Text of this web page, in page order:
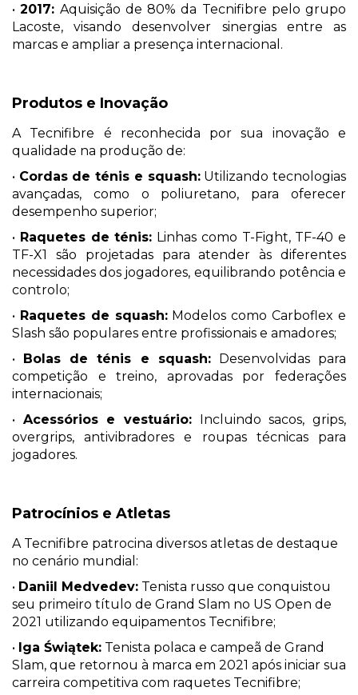
•2017: Aquisição de 80% da Tecnifibre pelo grupo
Lacoste, visando desenvolver sinergias entre as
marcas e ampliar a presença internacional.
Produtos e Inovação
A Tecnifibre é reconhecida por sua inovação e
qualidade na produção de:
• Cordas de ténis e squash:Utilizando tecnologias
avançadas, como o poliuretano, para oferecer
desempenho superior;
• Raquetes de ténis: Linhas como T-Fight, TF-40 e
TF-X1 são projetadas para atender às diferentes
necessidades dos jogadores, equilibrando potência e
controlo;
• Raquetes de squash:Modelos como Carboflex e
Slash são populares entre profissionais e amadores;
• Bolas de ténis e squash:Desenvolvidas para
competição e treino, aprovadas por federações
internacionais;
• Acessórios e vestuário: Incluindo sacos, grips,
overgrips, antivibradores e roupas técnicas para
jogadores.
Patrocínios e Atletas
A Tecnifibre patrocina diversos atletas de destaque
no cenário mundial:
• Daniil Medvedev: Tenista russo que conquistou
seu primeiro título de Grand Slam no US Open de
2021 utilizando equipamentos Tecnifibre;
• Iga Świątek: Tenista polaca e campeã de Grand
Slam, que retornou à marca em 2021 após iniciar sua
carreira competitiva com raquetes Tecnifibre;